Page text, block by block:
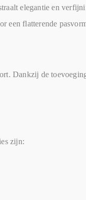
elegantie en
een flatterende
Dankzij de
zijn: